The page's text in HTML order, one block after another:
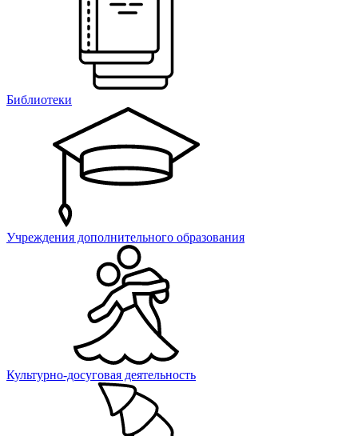
Библиотеки
Учреждения дополнительного образования
Культурно-досуговая деятельность